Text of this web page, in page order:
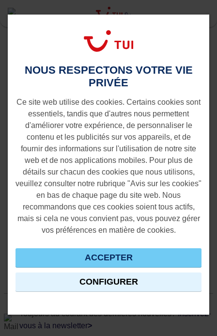
Murcia-Corvera
Last Minute vols vers Murcia-
Toujours au courant des dernières nouvelles?Inscrivez-
vous à la newsletter>
NOUS RESPECTONS VOTRE VIE
PRIVÉE
Ce site web utilise des cookies. Certains cookies sont
essentiels, tandis que d'autres nous permettent
d'améliorer votre expérience, de personnaliser le
contenu et les publicités sur vos appareils, et de
fournir des informations sur l'utilisation de notre site
web et de nos applications mobiles. Pour plus de
détails sur chacun des cookies que nous utilisons,
veuillez consulter notre rubrique "Avis sur les cookies"
en bas de chaque page du site web. Nous
recommandons que ces cookies soient tous actifs,
mais si cela ne vous convient pas, vous pouvez gérer
vos préférences en matière de cookies.
ACCEPTER
CONFIGURER